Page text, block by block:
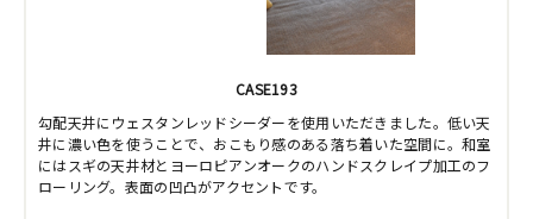
CASE193
勾配天井にウェスタンレッドシーダーを使用いただきました。低い天
井に濃い色を使うことで、おこもり感のある落ち着いた空間に。和室
にはスギの天井材とヨーロピアンオークのハンドスクレイプ加工のフ
ローリング。表面の凹凸がアクセントです。